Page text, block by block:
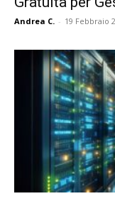
Andrea C. - 19 Febbraio